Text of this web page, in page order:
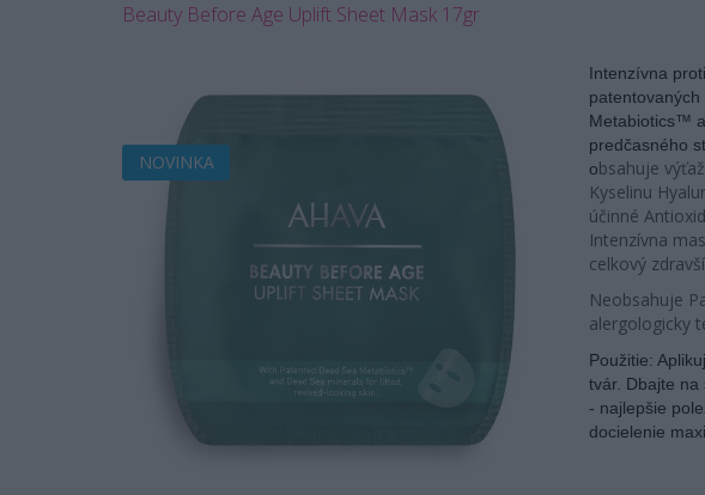
Beauty Before Age Uplift Sheet Mask 17gr
NOVINKA
Intenzívna
Metabiotics™
predčasného
obsahuje
Kyselinu
účinné
Intenzívna
celkový
Neobsahuje
alergologicky
Použitie:
tvár. Dbajte na
- najlepšie
docielenie